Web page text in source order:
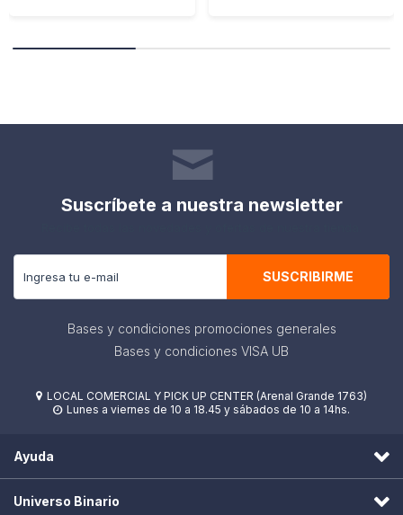
Suscríbete a nuestra newsletter
SUSCRIBIRME
Bases y condiciones promociones generales
Bases y condiciones VISA UB
 LOCAL COMERCIAL Y PICK UP CENTER (Arenal Grande 1763)
 Lunes a viernes de 10 a 18.45 y sábados de 10 a 14hs.
Ayuda
Universo Binario